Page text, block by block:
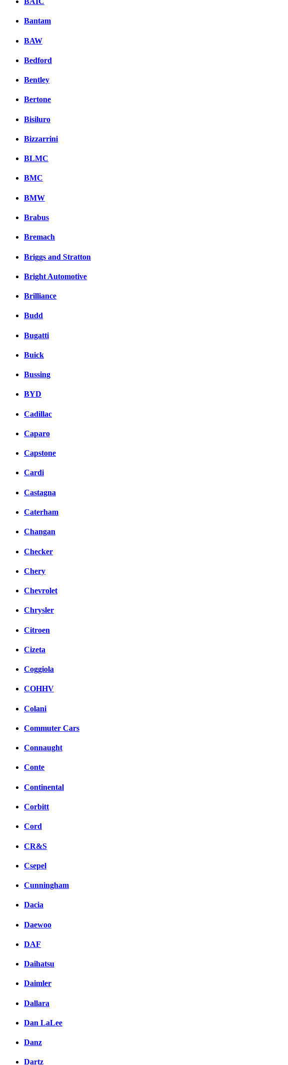
Bantam
BAW
Bedford
Bentley
Bertone
Bisiluro
Bizzarrini
BLMC
BMC
BMW
Brabus
Bremach
Briggs and Stratton
Bright Automotive
Brilliance
Budd
Bugatti
Buick
Bussing
BYD
Cadillac
Caparo
Capstone
Cardi
Castagna
Caterham
Changan
Checker
Chery
Chevrolet
Chrysler
Citroen
Cizeta
Coggiola
COHHV
Colani
Commuter Cars
Connaught
Conte
Continental
Corbitt
Cord
CR&S
Csepel
Cunningham
Dacia
Daewoo
DAF
Daihatsu
Daimler
Dallara
Dan LaLee
Danz
Dartz